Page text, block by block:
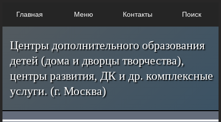
Главная Меню Контакты Поиск
Центры дополнительного образования
детей (дома и дворцы творчества),
центры развития, ДК и др. комплексные
услуги. (г. Москва)